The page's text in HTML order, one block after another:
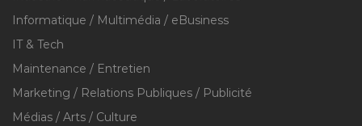
Informatique / Multimédia / eBusiness
IT & Tech
Maintenance / Entretien
Marketing / Relations Publiques / Publicité
Médias / Arts / Culture